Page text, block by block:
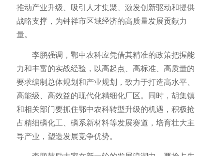
推动产业升级、吸引人才集聚、激发创新驱动和提供
战略支撑，为钟祥市区域经济的高质量发展贡献力
量。
李鹏强调，鄂中农科应凭借其精准的政策把握能
力和丰富的实战经验，以高起点、高标准、高质量的
要求编制总体规划和产业规划，致力于打造高水平、
高能级、高效益的现代化精细化厂区。同时，胡集镇
和相关部门要抓住鄂中农科转型升级的机遇，积极抢
占精细磷化工、磷系新材料等发展赛道，培育壮大主
导产业，塑造发展竞争优势。